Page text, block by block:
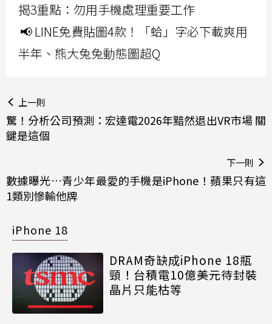
揭3重點：勿用手機處理重要工作
📢 LINE免費貼圖4款！「蛤」字必下載爽用
半年、熊大兔兔動態圖超Q
上一則
驚！分析公司預測：宏達電2026年黯然退出VR市場 關
鍵是這個
下一則
數據曝光…青少年最愛的手機是iPhone！蘋果只有這
1類別慘輸他牌
iPhone 18
DRAM奇缺成iPhone 18瓶
頸！台積電10億美元待封裝
晶片只能枯等